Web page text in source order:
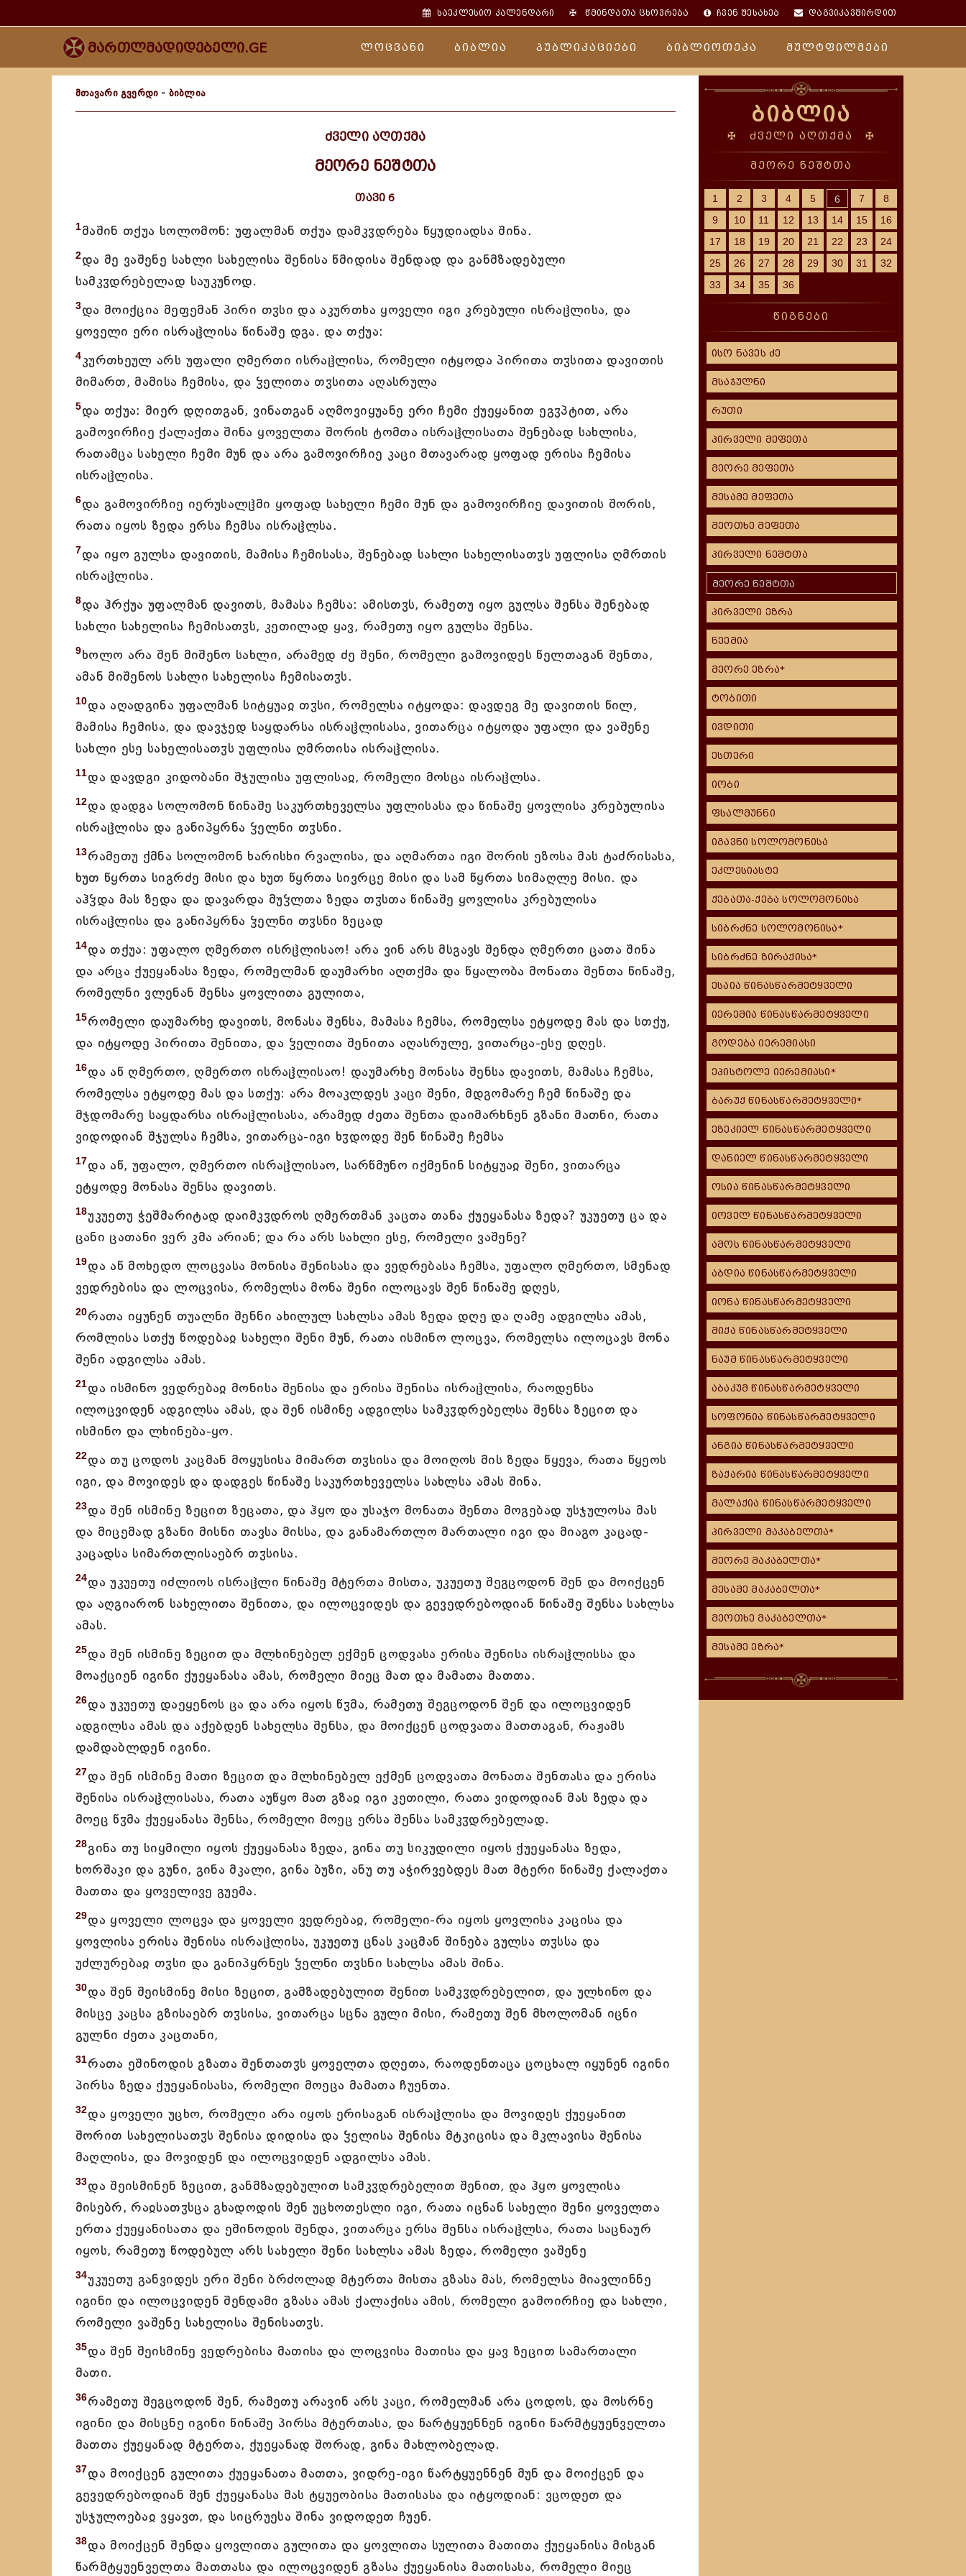
საეკლესიო კალენდარი ✠წმინდათა ცხოვრება ჩვენ შესახებ დაგვიკავშირდით
მართლმადიდებელი.GE ლოცვანი ბიბლია პუბლიკაციები ბიბლიოთეკა მულტფილმები
მთავარი გვერდი - ბიბლია
ძველი აღთქმა
მეორე ნეშტთა
თავი 6
1მაშინ თქუა სოლომონ: უფალმან თქუა დამკჳდრება წყუდიადსა შინა.
2და მე ვაშენე სახლი სახელისა შენისა წმიდისა შენდად და განმზადებული
სამკჳდრებელად საუკუნოდ.
3და მოიქცია მეფემან პირი თჳსი და აკურთხა ყოველი იგი კრებული ისრაჱლისა, და
ყოველი ერი ისრაჱლისა წინაშე დგა. და თქუა:
4კურთხეულ არს უფალი ღმერთი ისრაჱლისა, რომელი იტყოდა პირითა თჳსითა დავითის
მიმართ, მამისა ჩემისა, და ჴელითა თჳსითა აღასრულა
5და თქუა: მიერ დღითგან, ვინათგან აღმოვიყუანე ერი ჩემი ქუეყანით ეგჳპტით, არა
გამოვირჩიე ქალაქთა შინა ყოველთა შორის ტომთა ისრაჱლისათა შენებად სახლისა,
რათამცა სახელი ჩემი მუნ და არა გამოვირჩიე კაცი მთავარად ყოფად ერისა ჩემისა
ისრაჱლისა.
6და გამოვირჩიე იერუსალჱმი ყოფად სახელი ჩემი მუნ და გამოვირჩიე დავითის შორის,
რათა იყოს ზედა ერსა ჩემსა ისრაჱლსა.
7და იყო გულსა დავითის, მამისა ჩემისასა, შენებად სახლი სახელისათჳს უფლისა ღმრთის
ისრაჱლისა.
8და ჰრქუა უფალმან დავითს, მამასა ჩემსა: ამისთჳს, რამეთუ იყო გულსა შენსა შენებად
სახლი სახელისა ჩემისათჳს, კეთილად ყავ, რამეთუ იყო გულსა შენსა.
9ხოლო არა შენ მიშენო სახლი, არამედ ძე შენი, რომელი გამოვიდეს წელთაგან შენთა,
ამან მიშენოს სახლი სახელისა ჩემისათჳს.
10და აღადგინა უფალმან სიტყუაჲ თჳსი, რომელსა იტყოდა: დავდეგ მე დავითის წილ,
მამისა ჩემისა, და დავჯედ საყდარსა ისრაჱლისასა, ვითარცა იტყოდა უფალი და ვაშენე
სახლი ესე სახელისათჳს უფლისა ღმრთისა ისრაჱლისა.
11და დავდგი კიდობანი შჯულისა უფლისაჲ, რომელი მოსცა ისრაჱლსა.
12და დადგა სოლომონ წინაშე საკურთხეველსა უფლისასა და წინაშე ყოვლისა კრებულისა
ისრაჱლისა და განიპყრნა ჴელნი თჳსნი.
13რამეთუ ქმნა სოლომონ ხარისხი რვალისა, და აღმართა იგი შორის ეზოსა მას ტაძრისასა,
ხუთ წყრთა სიგრძე მისი და ხუთ წყრთა სივრცე მისი და სამ წყრთა სიმაღლე მისი. და
აჰჴდა მას ზედა და დავარდა მუჴლთა ზედა თჳსთა წინაშე ყოვლისა კრებულისა
ისრაჱლისა და განიპყრნა ჴელნი თჳსნი ზეცად
14და თქუა: უფალო ღმერთო ისრჱლისაო! არა ვინ არს მსგავს შენდა ღმერთი ცათა შინა
და არცა ქუეყანასა ზედა, რომელმან დაუმარხი აღთქმა და წყალობა მონათა შენთა წინაშე,
რომელნი ვლენან შენსა ყოვლითა გულითა,
15რომელი დაუმარხე დავითს, მონასა შენსა, მამასა ჩემსა, რომელსა ეტყოდე მას და სთქუ,
და იტყოდე პირითა შენითა, და ჴელითა შენითა აღასრულე, ვითარცა-ესე დღეს.
16და აწ ღმერთო, ღმერთო ისრაჱლისაო! დაუმარხე მონასა შენსა დავითს, მამასა ჩემსა,
რომელსა ეტყოდე მას და სთქუ: არა მოაკლდეს კაცი შენი, მდგომარე ჩემ წინაშე და
მჯდომარე საყდარსა ისრაჱლისასა, არამედ ძეთა შენთა დაიმარხნენ გზანი მათნი, რათა
ვიდოდიან შჯულსა ჩემსა, ვითარცა-იგი ხჳდოდე შენ წინაშე ჩემსა
17და აწ, უფალო, ღმერთო ისრაჱლისაო, სარწმუნო იქმენინ სიტყუაჲ შენი, ვითარცა
ეტყოდე მონასა შენსა დავითს.
18უკუეთუ ჭეშმარიტად დაიმკჳდროს ღმერთმან კაცთა თანა ქუეყანასა ზედა? უკუეთუ ცა და
ცანი ცათანი ვერ კმა არიან; და რა არს სახლი ესე, რომელი ვაშენე?
19და აწ მოხედო ლოცვასა მონისა შენისასა და ვედრებასა ჩემსა, უფალო ღმერთო, სმენად
ვედრებისა და ლოცვისა, რომელსა მონა შენი ილოცავს შენ წინაშე დღეს,
20რათა იყუნენ თუალნი შენნი ახილულ სახლსა ამას ზედა დღე და ღამე ადგილსა ამას,
რომლისა სთქუ წოდებაჲ სახელი შენი მუნ, რათა ისმინო ლოცვა, რომელსა ილოცავს მონა
შენი ადგილსა ამას.
21და ისმინო ვედრებაჲ მონისა შენისა და ერისა შენისა ისრაჱლისა, რაოდენსა
ილოცვიდენ ადგილსა ამას, და შენ ისმინე ადგილსა სამკჳდრებელსა შენსა ზეცით და
ისმინო და ლხინება-ყო.
22და თუ ცოდოს კაცმან მოყუსისა მიმართ თჳსისა და მოიღოს მის ზედა წყევა, რათა წყეოს
იგი, და მოვიდეს და დადგეს წინაშე საკურთხეველსა სახლსა ამას შინა.
23და შენ ისმინე ზეცით ზეცათა, და ჰყო და უსაჯო მონათა შენთა მოგებად უსჯულოსა მას
და მიცემად გზანი მისნი თავსა მისსა, და განამართლო მართალი იგი და მიაგო კაცად-
კაცადსა სიმართლისაებრ თჳსისა.
24და უკუეთუ იძლიოს ისრაჱლი წინაშე მტერთა მისთა, უკუეთუ შეგცოდონ შენ და მოიქცენ
და აღგიარონ სახელითა შენითა, და ილოცვიდეს და გევედრებოდიან წინაშე შენსა სახლსა
ამას.
25და შენ ისმინე ზეცით და მლხინებელ ექმენ ცოდვასა ერისა შენისა ისრაჱლისსა და
მოაქციენ იგინი ქუეყანასა ამას, რომელი მიეც მათ და მამათა მათთა.
26და უკუეთუ დაეყენოს ცა და არა იყოს წჳმა, რამეთუ შეგცოდონ შენ და ილოცვიდენ
ადგილსა ამას და აქებდენ სახელსა შენსა, და მოიქცენ ცოდვათა მათთაგან, რაჟამს
დამდაბლდენ იგინი.
27და შენ ისმინე მათი ზეცით და მლხინებელ ექმენ ცოდვათა მონათა შენთასა და ერისა
შენისა ისრაჱლისასა, რათა აუწყო მათ გზაჲ იგი კეთილი, რათა ვიდოდიან მას ზედა და
მოეც წჳმა ქუეყანასა შენსა, რომელი მოეც ერსა შენსა სამკჳდრებელად.
28გინა თუ სიყმილი იყოს ქუეყანასა ზედა, გინა თუ სიკუდილი იყოს ქუეყანასა ზედა,
ხორშაკი და გუნი, გინა მკალი, გინა ბუზი, ანუ თუ აჭირვებდეს მათ მტერი წინაშე ქალაქთა
მათთა და ყოველივე გუემა.
29და ყოველი ლოცვა და ყოველი ვედრებაჲ, რომელი-რა იყოს ყოვლისა კაცისა და
ყოვლისა ერისა შენისა ისრაჱლისა, უკუეთუ ცნას კაცმან შინება გულსა თჳსსა და
უძლურებაჲ თჳსი და განიპყრნეს ჴელნი თჳსნი სახლსა ამას შინა.
30და შენ შეისმინე მისი ზეცით, გამზადებულით შენით სამკჳდრებელით, და ულხინო და
მისცე კაცსა გზისაებრ თჳსისა, ვითარცა სცნა გული მისი, რამეთუ შენ მხოლომან იცნი
გულნი ძეთა კაცთანი,
31რათა ეშინოდის გზათა შენთათჳს ყოველთა დღეთა, რაოდენთაცა ცოცხალ იყუნენ იგინი
პირსა ზედა ქუეყანისასა, რომელი მოეცა მამათა ჩუენთა.
32და ყოველი უცხო, რომელი არა იყოს ერისაგან ისრაჱლისა და მოვიდეს ქუეყანით
შორით სახელისათჳს შენისა დიდისა და ჴელისა შენისა მტკიცისა და მკლავისა შენისა
მაღლისა, და მოვიდენ და ილოცვიდენ ადგილსა ამას.
33და შეისმინენ ზეცით, განმზადებულით სამკჳდრებელით შენით, და ჰყო ყოვლისა
მისებრ, რაჲსათჳსცა გხადოდის შენ უცხოთესლი იგი, რათა იცნან სახელი შენი ყოველთა
ერთა ქუეყანისათა და ეშინოდის შენდა, ვითარცა ერსა შენსა ისრაჱლსა, რათა საცნაურ
იყოს, რამეთუ წოდებულ არს სახელი შენი სახლსა ამას ზედა, რომელი ვაშენე
34უკუეთუ განვიდეს ერი შენი ბრძოლად მტერთა მისთა გზასა მას, რომელსა მიავლინნე
იგინი და ილოცვიდენ შენდამი გზასა ამას ქალაქისა ამის, რომელი გამოირჩიე და სახლი,
რომელი ვაშენე სახელისა შენისათჳს.
35და შენ შეისმინე ვედრებისა მათისა და ლოცვისა მათისა და ყავ ზეცით სამართალი
მათი.
36რამეთუ შეგცოდონ შენ, რამეთუ არავინ არს კაცი, რომელმან არა ცოდოს, და მოსრნე
იგინი და მისცნე იგინი წინაშე პირსა მტერთასა, და წარტყუენნენ იგინი წარმტყუენველთა
მათთა ქუეყანად მტერთა, ქუეყანად შორად, გინა მახლობელად.
37და მოიქცენ გულითა ქუეყანათა მათთა, ვიდრე-იგი წარტყუენნენ მუნ და მოიქცენ და
გევედრებოდიან შენ ქუეყანასა მას ტყუეობისა მათისასა და იტყოდიან: ვცოდეთ და
უსჯულოებაჲ ვყავთ, და სიცრუესა შინა ვიდოდეთ ჩუენ.
38და მოიქცენ შენდა ყოვლითა გულითა და ყოვლითა სულითა მათითა ქუეყანისა მისგან
წარმტყუენველთა მათთასა და ილოცვიდენ გზასა ქუეყანისა მათისასა, რომელი მიეც
ბიბლია
✠ ძველი აღთქმა ✠
მეორე ნეშტთა
1 2 3 4 5 6 7
8
9
10 11 12 13 14 15
16
17
18 19 20 21 22 23
24
25
26 27 28 29 30 31
32
33
34 35 36
წიგნები
ისო ნავეს ძე
მსაჯულნი
რუთი
პირველი მეფეთა
მეორე მეფეთა
მესამე მეფეთა
მეოთხე მეფეთა
პირველი ნეშტთა
მეორე ნეშტთა
პირველი ეზრა
ნეემია
მეორე ეზრა*
ტობითი
ივდითი
ესთერი
იობი
ფსალმუნნი
იგავნი სოლომონისა
ეკლესიასტე
ქებათა-ქება სოლომონისა
სიბრძნე სოლომონისა*
სიბრძნე ზირაქისა*
ესაია წინასწარმეტყველი
იერემია წინასწარმეტყველი
გოდება იერემიასი
ეპისტოლე იერემიასი*
ბარუქ წინასწარმეტყველი*
ეზეკიელ წინასწარმეტყველი
დანიელ წინასწარმეტყველი
ოსია წინასწარმეტყველი
იოველ წინასწარმეტყველი
ამოს წინასწარმეტყველი
აბდია წინასწარმეტყველი
იონა წინასწარმეტყველი
მიქა წინასწარმეტყველი
ნაუმ წინასწარმეტყველი
აბაკუმ წინასწარმეტყველი
სოფონია წინასწარმეტყველი
ანგია წინასწარმეტყველი
ზაქარია წინასწარმეტყველი
მალაქია წინასწარმეტყველი
პირველი მაკაბელთა*
მეორე მაკაბელთა*
მესამე მაკაბელთა*
მეოთხე მაკაბელთა*
მესამე ეზრა*